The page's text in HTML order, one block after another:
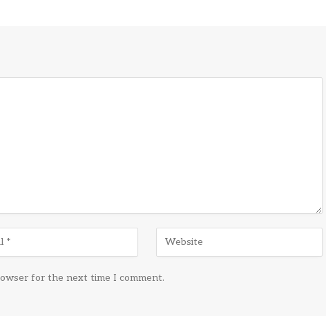
for the next time I comment.